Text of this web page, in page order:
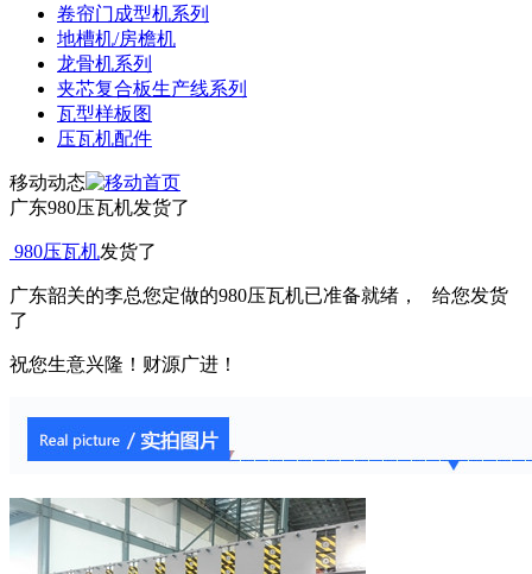
卷帘门成型机系列
地槽机/房檐机
龙骨机系列
夹芯复合板生产线系列
瓦型样板图
压瓦机配件
移动动态
广东980压瓦机发货了
980压瓦机发货了
广东韶关的李总您定做的980压瓦机已准备就绪， 给您发货
了
祝您生意兴隆！财源广进！